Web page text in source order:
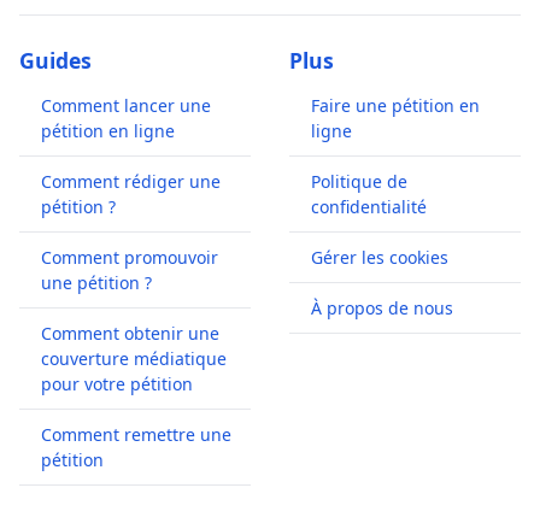
Guides
Comment lancer une
pétition en ligne
Comment rédiger une
pétition ?
Comment promouvoir
une pétition ?
Comment obtenir une
couverture médiatique
pour votre pétition
Comment remettre une
pétition
Plus
Faire une pétition en
ligne
Politique de
confidentialité
Gérer les cookies
À propos de nous